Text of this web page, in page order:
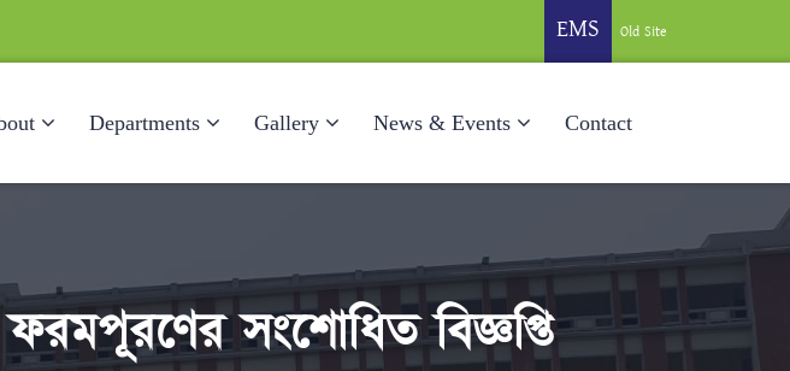
EMS Old Site
Departments Gallery News & Events Contact
সংশোধিত বিজ্ঞপ্তি